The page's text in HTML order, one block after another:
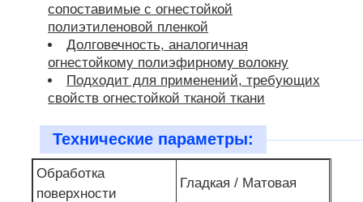
сопоставимые с огнестойкой
полиэтиленовой пленкой
Долговечность, аналогичная
огнестойкому полиэфирному волокну
Подходит для применений, требующих
свойств огнестойкой тканой ткани
Технические параметры:
Обработка
поверхности
Гладкая / Матовая